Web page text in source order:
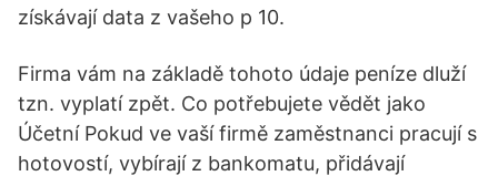
získávají data z vašeho p 10.
Firma vám na základě tohoto údaje peníze dluží
tzn. vyplatí zpět. Co potřebujete vědět jako
Účetní Pokud ve vaší firmě zaměstnanci pracují s
hotovostí, vybírají z bankomatu, přidávají